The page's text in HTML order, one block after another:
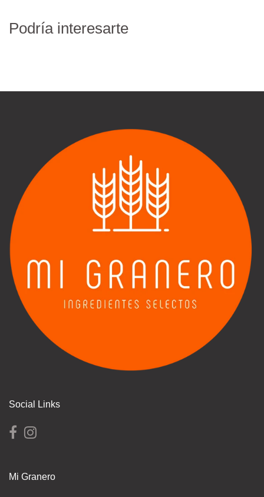
Podría interesarte
Social Links
Mi Granero